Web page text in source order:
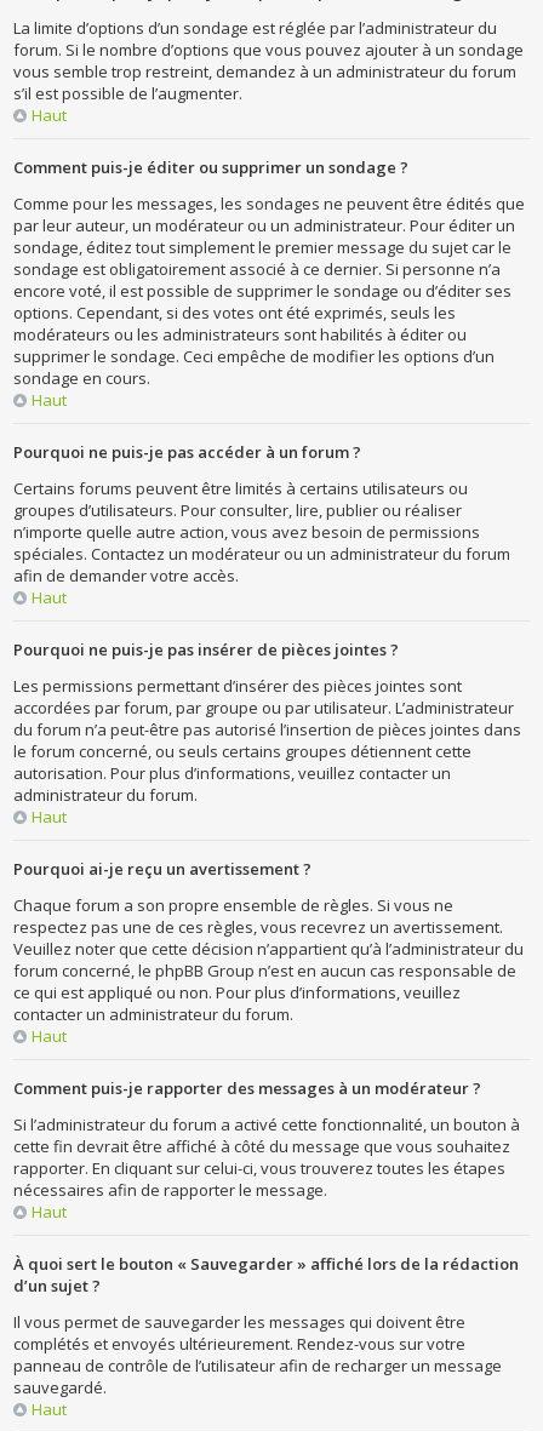
La limite d’options d’un sondage est réglée par l’administrateur du
forum. Si le nombre d’options que vous pouvez ajouter à un sondage
vous semble trop restreint, demandez à un administrateur du forum
s’il est possible de l’augmenter.
Haut
Comment puis-je éditer ou supprimer un sondage ?
Comme pour les messages, les sondages ne peuvent être édités que
par leur auteur, un modérateur ou un administrateur. Pour éditer un
sondage, éditez tout simplement le premier message du sujet car le
sondage est obligatoirement associé à ce dernier. Si personne n’a
encore voté, il est possible de supprimer le sondage ou d’éditer ses
options. Cependant, si des votes ont été exprimés, seuls les
modérateurs ou les administrateurs sont habilités à éditer ou
supprimer le sondage. Ceci empêche de modifier les options d’un
sondage en cours.
Haut
Pourquoi ne puis-je pas accéder à un forum ?
Certains forums peuvent être limités à certains utilisateurs ou
groupes d’utilisateurs. Pour consulter, lire, publier ou réaliser
n’importe quelle autre action, vous avez besoin de permissions
spéciales. Contactez un modérateur ou un administrateur du forum
afin de demander votre accès.
Haut
Pourquoi ne puis-je pas insérer de pièces jointes ?
Les permissions permettant d’insérer des pièces jointes sont
accordées par forum, par groupe ou par utilisateur. L’administrateur
du forum n’a peut-être pas autorisé l’insertion de pièces jointes dans
le forum concerné, ou seuls certains groupes détiennent cette
autorisation. Pour plus d’informations, veuillez contacter un
administrateur du forum.
Haut
Pourquoi ai-je reçu un avertissement ?
Chaque forum a son propre ensemble de règles. Si vous ne
respectez pas une de ces règles, vous recevrez un avertissement.
Veuillez noter que cette décision n’appartient qu’à l’administrateur du
forum concerné, le phpBB Group n’est en aucun cas responsable de
ce qui est appliqué ou non. Pour plus d’informations, veuillez
contacter un administrateur du forum.
Haut
Comment puis-je rapporter des messages à un modérateur ?
Si l’administrateur du forum a activé cette fonctionnalité, un bouton à
cette fin devrait être affiché à côté du message que vous souhaitez
rapporter. En cliquant sur celui-ci, vous trouverez toutes les étapes
nécessaires afin de rapporter le message.
Haut
À quoi sert le bouton « Sauvegarder » affiché lors de la rédaction
d’un sujet ?
Il vous permet de sauvegarder les messages qui doivent être
complétés et envoyés ultérieurement. Rendez-vous sur votre
panneau de contrôle de l’utilisateur afin de recharger un message
sauvegardé.
Haut